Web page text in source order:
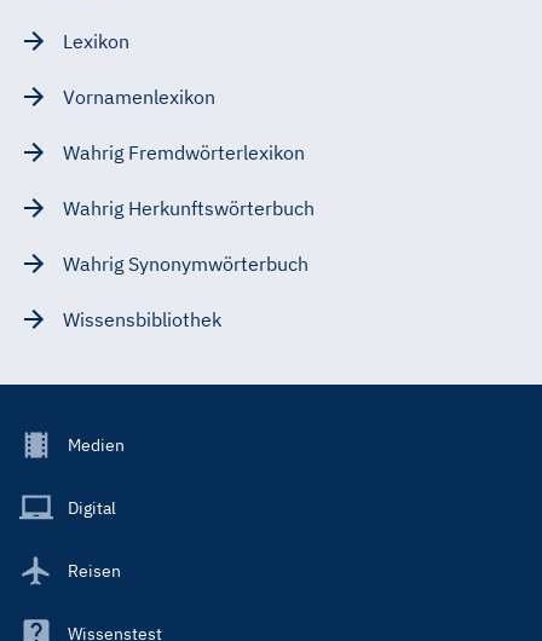
Lexikon
Vornamenlexikon
Wahrig Fremdwörterlexikon
Wahrig Herkunftswörterbuch
Wahrig Synonymwörterbuch
Wissensbibliothek
Footer
Main
Medien
Digital
Reisen
Wissenstest